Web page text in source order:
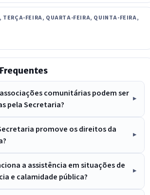
TERÇA-FEIRA, QUARTA-FEIRA, QUINTA-FEIRA,
comunitárias podem ser
pela Secretaria?
promove os direitos da
a assistência em situações de
e calamidade pública?